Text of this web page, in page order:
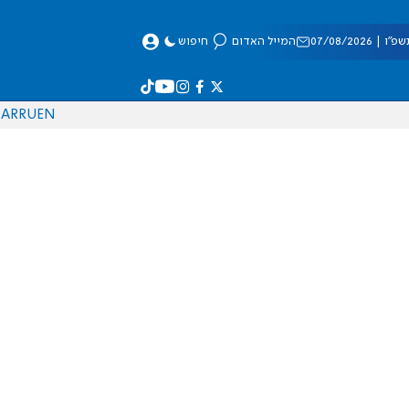
08/2026 המייל האדום חיפוש
EN
RU
AR